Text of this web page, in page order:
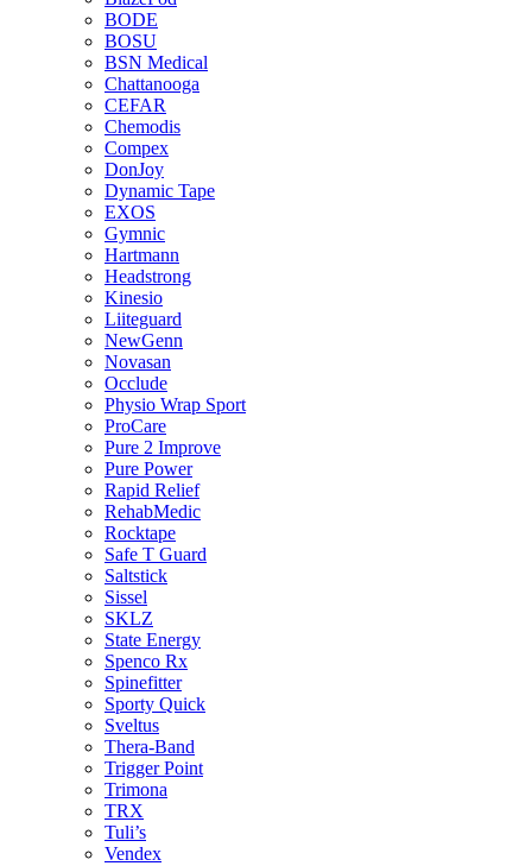
BODE
BOSU
BSN Medical
Chattanooga
CEFAR
Chemodis
Compex
DonJoy
Dynamic Tape
EXOS
Gymnic
Hartmann
Headstrong
Kinesio
Liiteguard
NewGenn
Novasan
Occlude
Physio Wrap Sport
ProCare
Pure 2 Improve
Pure Power
Rapid Relief
RehabMedic
Rocktape
Safe T Guard
Saltstick
Sissel
SKLZ
State Energy
Spenco Rx
Spinefitter
Sporty Quick
Sveltus
Thera-Band
Trigger Point
Trimona
TRX
Tuli’s
Vendex